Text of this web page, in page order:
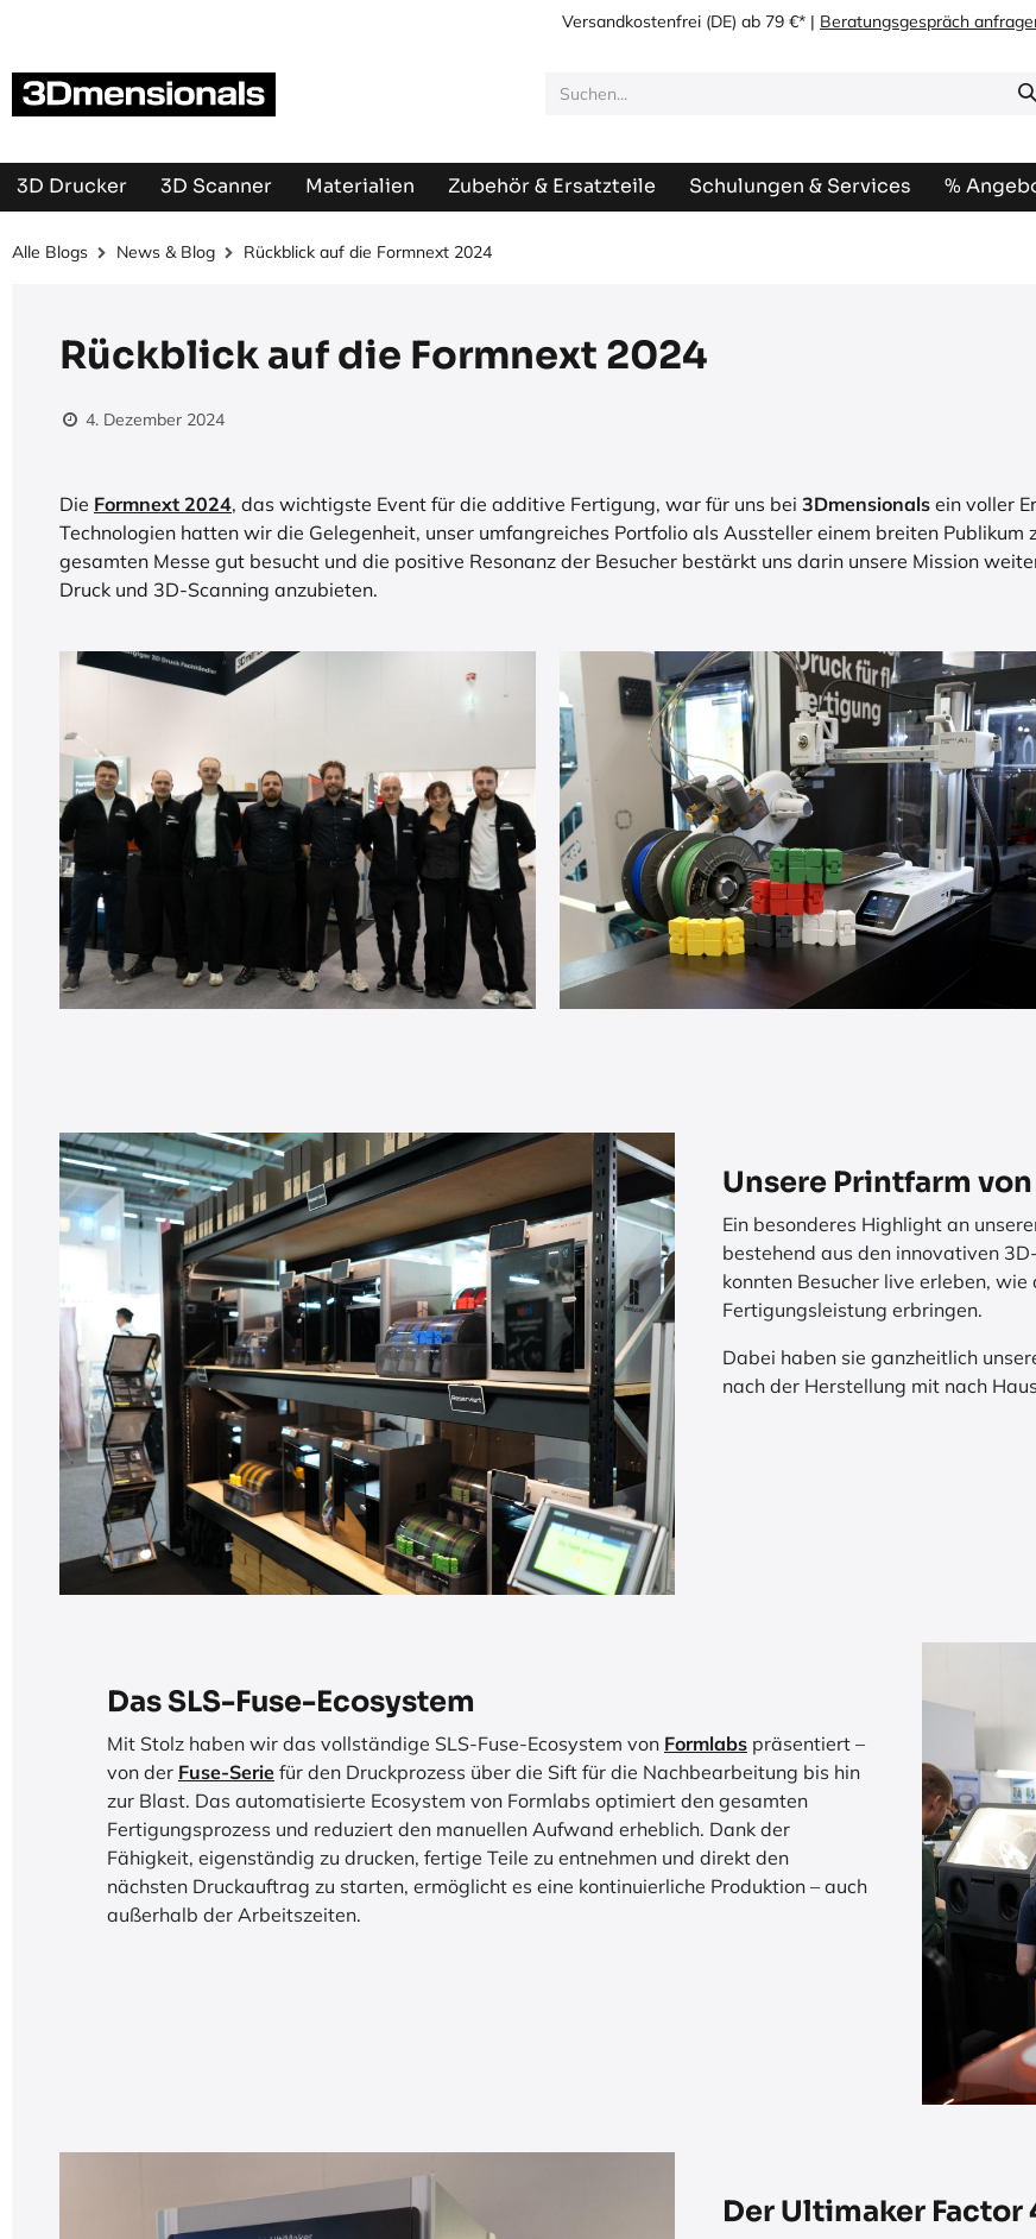
Versandkostenfrei (DE) ab 79 €* | Beratungsgespräch
3D Drucker 3D Scanner Materialien Zubehör & Ersatzteile Schulungen & Services %
Alle Blogs News & Blog Rückblick auf die Formnext 2024
Rückblick auf die Formnext 2024
4. Dezember 2024
Die Formnext 2024, das wichtigste Event für die additive Fertigung, war für uns bei 3Dmensionals ein voller
Technologien hatten wir die Gelegenheit, unser umfangreiches Portfolio als Aussteller einem breiten
gesamten Messe gut besucht und die positive Resonanz der Besucher bestärkt uns darin unsere Mission
Druck und 3D-Scanning anzubieten.
Unsere Printfarm
Ein besonderes Highlight an
bestehend aus den innovativen
konnten Besucher live erleben,
Fertigungsleistung erbringen.
Dabei haben sie ganzheitlich
nach der Herstellung mit nach
Das SLS-Fuse-Ecosystem
Mit Stolz haben wir das vollständige SLS-Fuse-Ecosystem von Formlabs präsentiert –
von der Fuse-Serie für den Druckprozess über die Sift für die Nachbearbeitung bis hin
zur Blast. Das automatisierte Ecosystem von Formlabs optimiert den gesamten
Fertigungsprozess und reduziert den manuellen Aufwand erheblich. Dank der
Fähigkeit, eigenständig zu drucken, fertige Teile zu entnehmen und direkt den
nächsten Druckauftrag zu starten, ermöglicht es eine kontinuierliche Produktion – auch
außerhalb der Arbeitszeiten.
Der Ultimaker